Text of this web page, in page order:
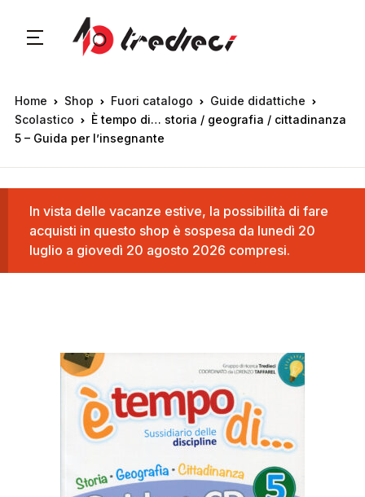
Home Shop Fuori catalogo
Guide didattiche
Scolastico
È tempo di… storia / geografia / cittadinanza
5 – Guida per l’insegnante
In vista delle vacanze estive, la possibilità di fare
acquisti in questo shop è sospesa da lunedì 20
luglio a giovedì 20 agosto 2026 compresi.